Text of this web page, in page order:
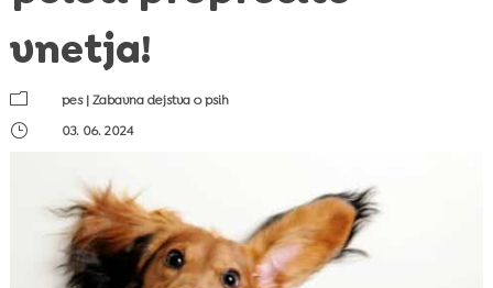
vnetja!
m pes|Zabavna dejstva o psih
}
03. 06. 2024